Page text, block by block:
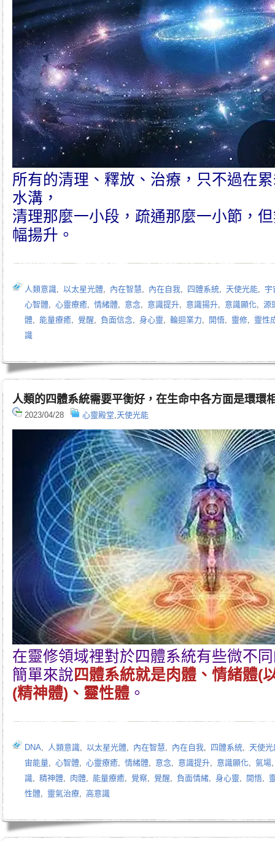
所有的清理、釋放、治療，只不過在
水溝，
清理那麼一小段，疏通那麼一小節，
幅揚升。
人類意識, 以太星光體, 內在智慧, 內在自我, 四體系統, 天使光能, 宇
心智體, 心靈療癒, 情緒體, 意念, 意識提升, 意識揚升, 意識顯化, 源
體, 能量療癒, 覺醒, 負面信念, 身心靈, 輪迴業力, 開悟, 靈修, 靈性
識
人類的四體系統需要平衡好，在生命中各方面是環環
2023/04/28 心靈殿堂,天使光能
在靈修領域裡對於四體系統有些微不
簡單來說 四體系統就是肉體、情緒體(
(精神體)、靈性體 。
DNA, 人類意識, 以太星光體, 內在智慧, 內在自我, 四體系統, 天使光
宙能量, 心智體, 心靈療癒, 情緒體, 意念, 意識提升, 意識顯化, 氣場
識, 精神體, 肉體, 能量療癒, 覺察, 覺醒, 負面情緒, 身心靈, 開悟,
性體, 靈氣治療, 高意識